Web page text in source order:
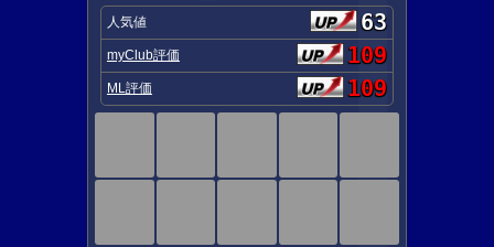
人気値 63
myClub評価 109
ML評価 109